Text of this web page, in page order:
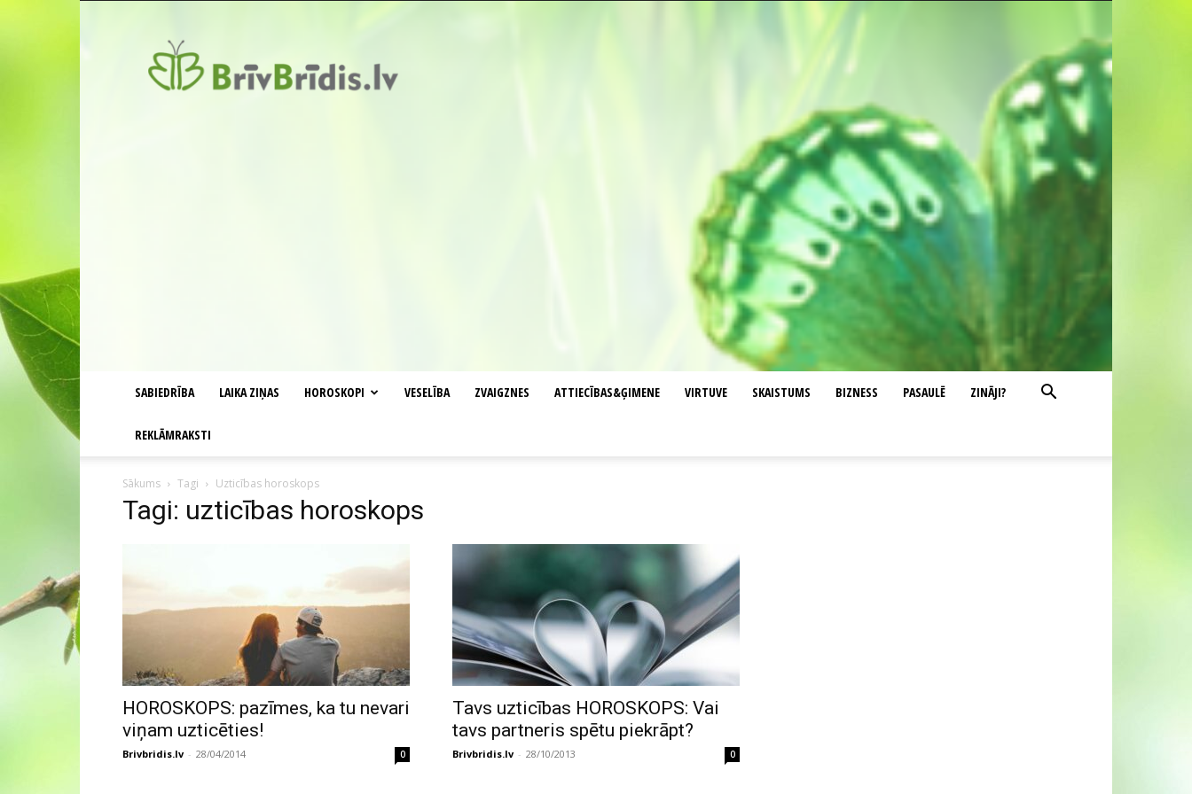
SABIEDRĪBA LAIKA ZIŅAS HOROSKOPI VESELĪBA ZVAIGZNES ATTIECĪBAS&ĢIMENE VIRTUVE SKAISTUMS BIZNESS PASAULĒ ZINĀJI?
REKLĀMRAKSTI
Sākums Tagi Uzticības horoskops
Tagi: uzticības horoskops
HOROSKOPS: pazīmes, ka tu nevari
viņam uzticēties!
Brivbridis.lv - 28/04/2014 0
Tavs uzticības HOROSKOPS: Vai
tavs partneris spētu piekrāpt?
Brivbridis.lv - 28/10/2013 0